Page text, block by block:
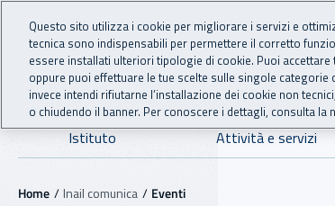
Vai al menu principale
Vai al contenuto principale
INAIL - Istituto
Navigazione principale
Istituto Attività e servizi
Navigazione - Ti trovi in:
Home Inail comunica Eventi
Questo sito utilizza i cookie per migliorare i servizi e
tecnica sono indispensabili per permettere il corretto
essere installati ulteriori tipologie di cookie. Puoi accettare
oppure puoi effettuare le tue scelte sulle singole categorie
invece intendi rifiutarne l’installazione dei cookie non
o chiudendo il banner. Per conoscere i dettagli, consulta la